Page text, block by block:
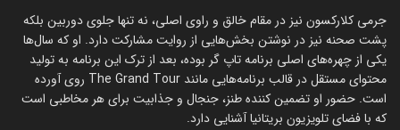
جرمی کلارکسون نیز در مقام خالق و راوی اصلی، نه تنها جلوی دوربین بلکه
پشت صحنه نیز در نوشتن بخش‌هایی از روایت مشارکت دارد. او که سال‌ها
یکی از چهره‌های اصلی برنامه تاپ گر بوده، بعد از ترک این برنامه به تولید
محتوای مستقل در قالب برنامه‌هایی مانند The Grand Tour روی آورده
است. حضور او تضمین کننده طنز، جنجال و جذابیت برای هر مخاطبی است
که با فضای تلویزیون بریتانیا آشنایی دارد.